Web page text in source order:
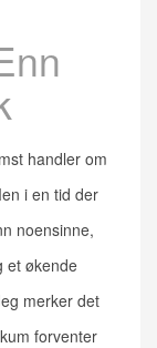
handler om
i en tid der
noensinne,
et økende
merker det
forventer